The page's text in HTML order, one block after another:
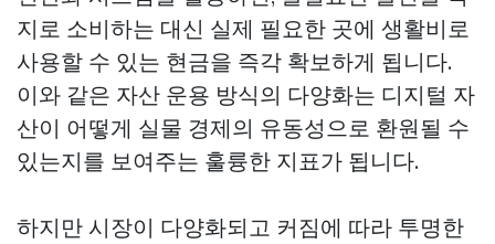
지로 소비하는 대신 실제 필요한 곳에 생활비로
사용할 수 있는 현금을 즉각 확보하게 됩니다.
이와 같은 자산 운용 방식의 다양화는 디지털 자
산이 어떻게 실물 경제의 유동성으로 환원될 수
있는지를 보여주는 훌륭한 지표가 됩니다.
하지만 시장이 다양화되고 커짐에 따라 투명한